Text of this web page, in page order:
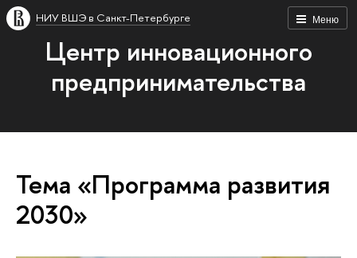
Меню
НИУ ВШЭ в Санкт-Петербурге
Центр инновационного
предпринимательства
Тема «Программа развития
2030»